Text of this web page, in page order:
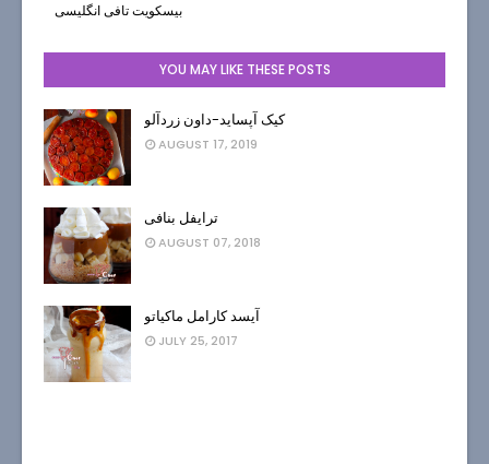
بیسکویت تافی انگلیسی
YOU MAY LIKE THESE POSTS
کیک آپساید-داون زردآلو
AUGUST 17, 2019
ترایفل بنافی
AUGUST 07, 2018
آیسد کارامل ماکیاتو
JULY 25, 2017